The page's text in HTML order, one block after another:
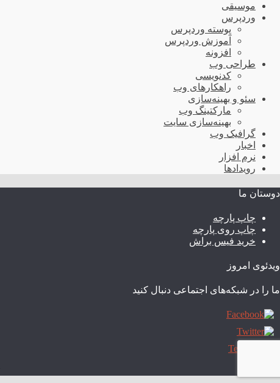
موسیقی
وردپرس
پوسته وردپرس
آموزش وردپرس
افزونه
طراحی وب
کدنویسی
راهکارهای وب
سئو و بهینه‌سازی
مارکتینگ وب
بهینه‌سازی سایت
گرافیک وب
اخبار
نرم افزار
رویدادها
دوستان ما
چاپ پارچه
چاپ روی پارچه
خرید فیس براش
ویدئوی امروز
ما را در شبکه‌های اجتماعی دنبال کنید